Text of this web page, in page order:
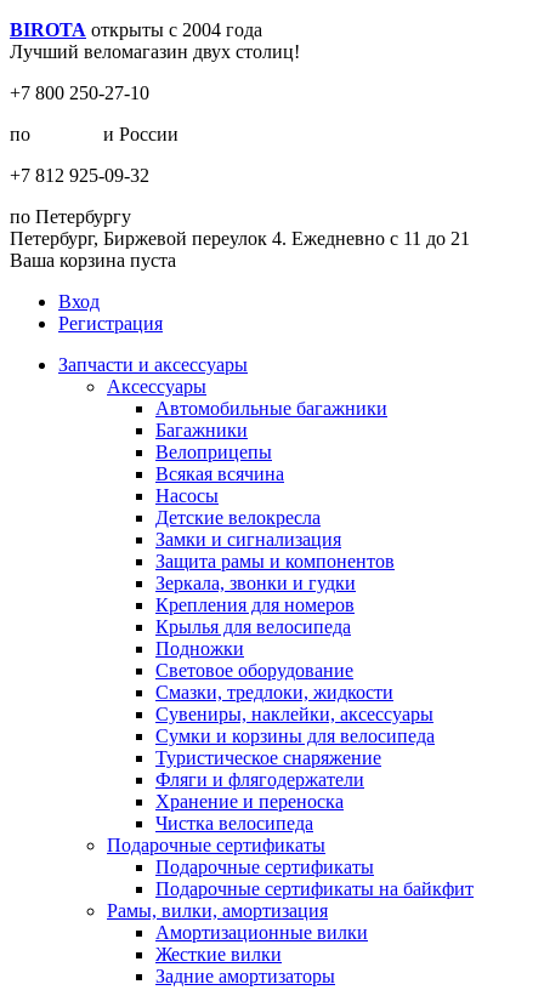
BIROTA открыты с 2004 года
Лучший веломагазин двух столиц!
+7 800 250-27-10
по
и России
+7 812 925-09-32
по Петербургу
Петербург, Биржевой переулок 4. Ежедневно с 11 до 21
Ваша корзина пуста
Вход
Регистрация
Запчасти и аксессуары
Аксессуары
Автомобильные багажники
Багажники
Велоприцепы
Всякая всячина
Насосы
Детские велокресла
Замки и сигнализация
Защита рамы и компонентов
Зеркала, звонки и гудки
Крепления для номеров
Крылья для велосипеда
Подножки
Световое оборудование
Смазки, тредлоки, жидкости
Сувениры, наклейки, аксессуары
Сумки и корзины для велосипеда
Туристическое снаряжение
Фляги и флягодержатели
Хранение и переноска
Чистка велосипеда
Подарочные сертификаты
Подарочные сертификаты
Подарочные сертификаты на байкфит
Рамы, вилки, амортизация
Амортизационные вилки
Жесткие вилки
Задние амортизаторы